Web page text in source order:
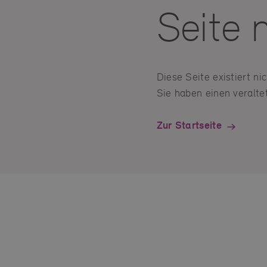
Seite
Diese Seite existiert
Sie haben einen
Zur Startseite